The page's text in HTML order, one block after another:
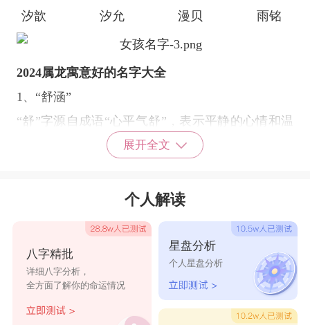
汐歆
汐允 漫贝 雨铭
2024属龙寓意好的名字大全
1、“舒涵”
“舒”字源自成语“心平气舒”，表示平静的心情和温
和的态度。此外，“舒”也有舍有得的含义，隐喻着
形容女孩学识丰富，文化底蕴深厚。名字“舒涵”寓
意着孩子善于处事，具有高情商和才华，不急躁。
“雅晴”此名寓意着孩子的优雅和娴静，以及通情达
理的为人之道。名字中的“雅”字形容女子的风度和
娴静的气质。将其加入名字中，增添了更深层的意
展开全文
个人解读
八字精批
详细八字分析，
全方面了解你的命运情况
星盘分析
个人星盘分析